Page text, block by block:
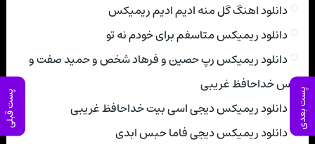
پست بعدی پست قبلی
دانلود اهنگ گل منه ادیم ادیم ریمیکس
دانلود ریمیکس متاسفم برای خودم نه تو
دانلود ریمیکس رپ حصین و فرهاد شخص و حمید صفت و
یاس خداحافظ غریبی
دانلود ریمیکس دیجی اسی بیت خداحافظ غریبی
دانلود ریمیکس دیجی فاما حبس ابدی